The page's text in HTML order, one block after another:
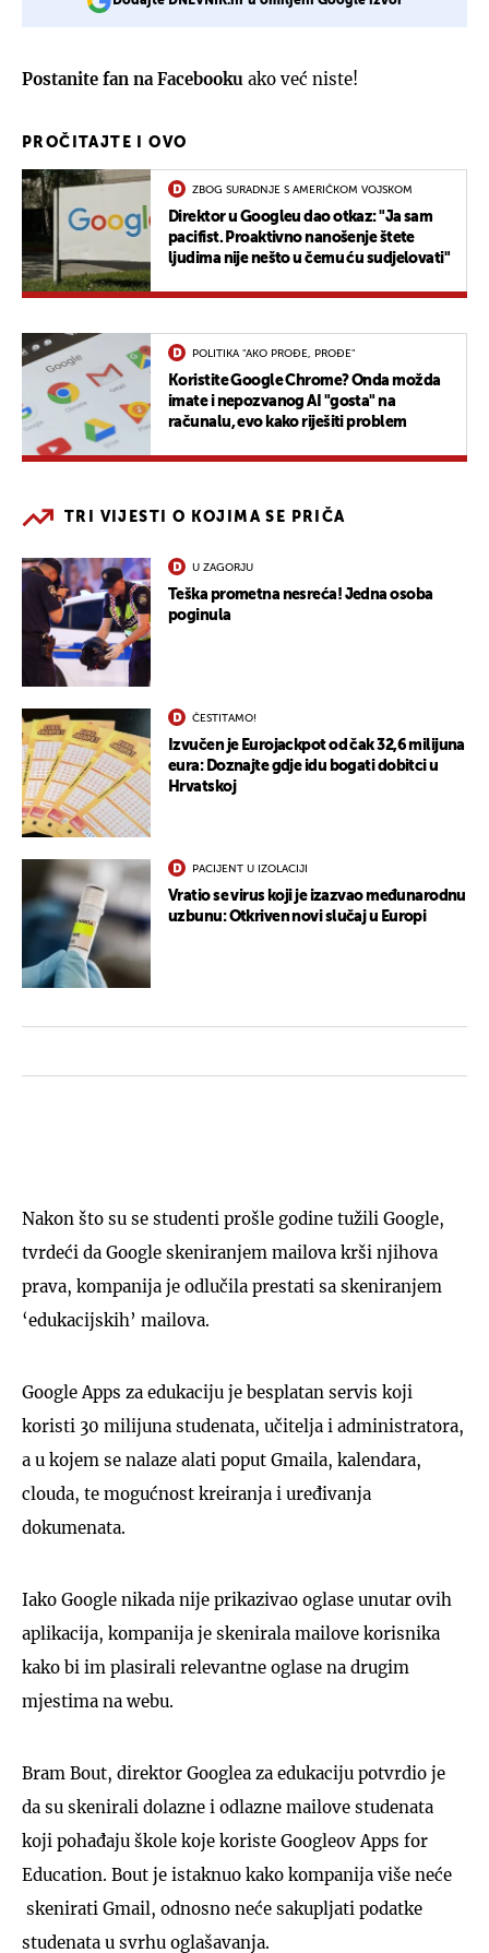
Postanite fan na Facebooku ako već niste!
PROČITAJTE I OVO
ZBOG SURADNJE S AMERIČKOM VOJSKOM
Direktor u Googleu dao otkaz: "Ja sam
pacifist. Proaktivno nanošenje štete
ljudima nije nešto u čemu ću sudjelovati"
POLITIKA "AKO PROĐE, PROĐE"
Koristite Google Chrome? Onda možda
imate i nepozvanog AI "gosta" na
računalu, evo kako riješiti problem
TRI VIJESTI O KOJIMA SE PRIČA
U ZAGORJU
Teška prometna nesreća! Jedna osoba
poginula
ČESTITAMO!
Izvučen je Eurojackpot od čak 32,6 milijuna
eura: Doznajte gdje idu bogati dobitci u
Hrvatskoj
PACIJENT U IZOLACIJI
Vratio se virus koji je izazvao međunarodnu
uzbunu: Otkriven novi slučaj u Europi
Nakon što su se studenti prošle godine tužili Google,
tvrdeći da Google skeniranjem mailova krši njihova
prava, kompanija je odlučila prestati sa skeniranjem
‘edukacijskih’ mailova.
Google Apps za edukaciju je besplatan servis koji
koristi 30 milijuna studenata, učitelja i administratora,
a u kojem se nalaze alati poput Gmaila, kalendara,
clouda, te mogućnost kreiranja i uređivanja
dokumenata.
Iako Google nikada nije prikazivao oglase unutar ovih
aplikacija, kompanija je skenirala mailove korisnika
kako bi im plasirali relevantne oglase na drugim
mjestima na webu.
Bram Bout, direktor Googlea za edukaciju potvrdio je
da su skenirali dolazne i odlazne mailove studenata
koji pohađaju škole koje koriste Googleov Apps for
Education. Bout je istaknuo kako kompanija više neće
skenirati Gmail, odnosno neće sakupljati podatke
studenata u svrhu oglašavanja.